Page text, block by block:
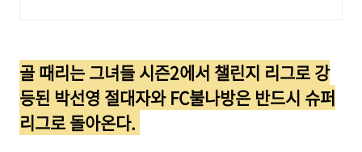
골 때리는 그녀들 시즌2에서 챌린지 리그로 강
등된 박선영 절대자와 FC불나방은 반드시 슈퍼
리그로 돌아온다.